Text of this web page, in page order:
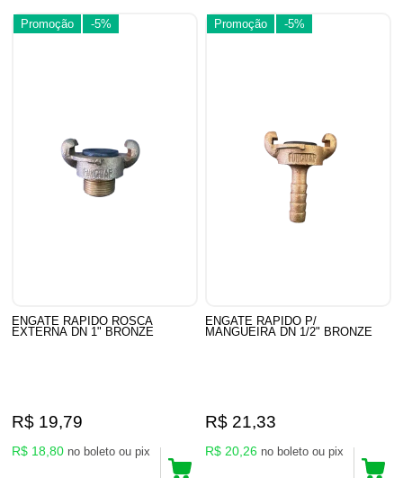
Promoção -5%
ENGATE RAPIDO ROSCA
EXTERNA DN 1" BRONZE
R$ 19,79
R$ 18,80 no boleto ou pix
Promoção -5%
ENGATE RAPIDO P/
MANGUEIRA DN 1/2" BRONZE
R$ 21,33
R$ 20,26 no boleto ou pix